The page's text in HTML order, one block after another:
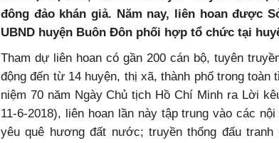
đông đảo khán giả. Năm nay, liên hoan được
UBND huyện Buôn Đôn phối hợp tổ chức tại
Tham dự liên hoan có gần 200 cán bộ, tuyên
động đến từ 14 huyện, thị xã, thành phố trong
niệm 70 năm Ngày Chủ tịch Hồ Chí Minh ra Lời
11-6-2018), liên hoan lần này tập trung vào các
yêu quê hương đất nước; truyền thống đấu tranh